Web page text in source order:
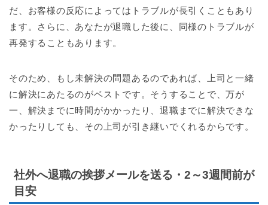
だ、お客様の反応によってはトラブルが長引くこともあり
ます。さらに、あなたが退職した後に、同様のトラブルが
再発することもあります。
そのため、もし未解決の問題あるのであれば、上司と一緒
に解決にあたるのがベストです。そうすることで、万が
一、解決までに時間がかかったり、退職までに解決できな
かったりしても、その上司が引き継いでくれるからです。
社外へ退職の挨拶メールを送る・2～3週間前が
目安